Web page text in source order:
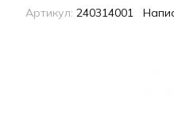
Артикул: 240314001